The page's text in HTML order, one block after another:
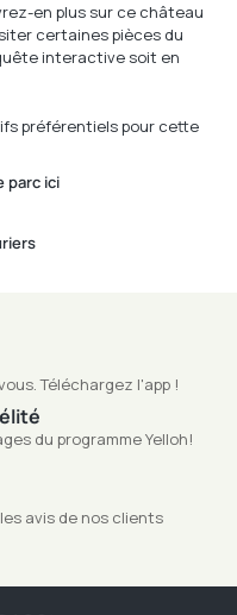
en plus sur ce château
certaines pièces du
interactive soit en
préférentiels pour cette
parc ici
Téléchargez l'app !
du programme Yelloh!
avis de nos clients